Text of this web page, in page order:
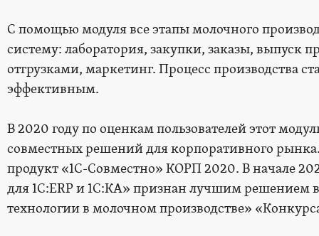
С помощью модуля все этапы молочного
систему: лаборатория, закупки, заказы, выпуск
отгрузками, маркетинг. Процесс производства
эффективным.
В 2020 году по оценкам пользователей этот
совместных решений для корпоративного
продукт «1С-Совместно» КОРП 2020. В начале
для 1С:ERP и 1С:КА» признан лучшим
технологии в молочном производстве»